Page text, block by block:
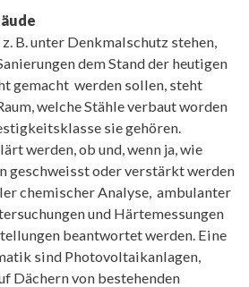
B. unter Denkmalschutz stehen,
dem Stand der heutigen
gemacht werden sollen, steht
welche Stähle verbaut worden
sie gehören.
werden, ob und, wenn ja, wie
geschweisst oder verstärkt werden
chemischer Analyse, ambulanter
und Härtemessungen
beantwortet werden. Eine
sind Photovoltaikanlagen,
Dächern von bestehenden